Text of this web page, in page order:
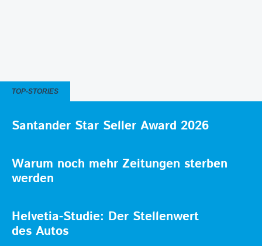
TOP-STORIES
Santander Star Seller Award 2026
Warum noch mehr Zeitungen sterben
werden
Helvetia-Studie: Der Stellenwert
des Autos